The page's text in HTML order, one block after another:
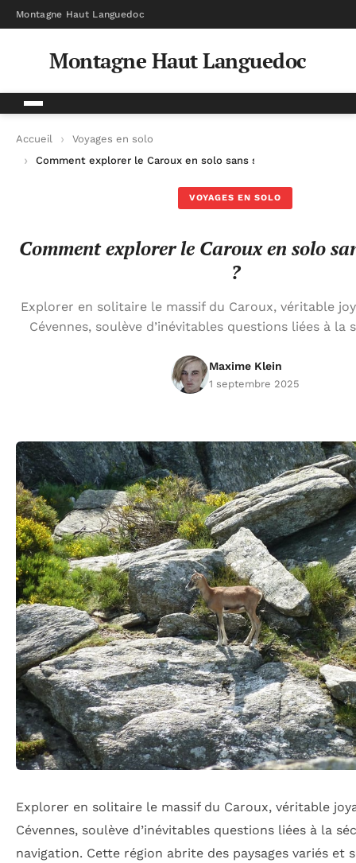
Montagne Haut Languedoc
Montagne Haut Languedoc
Accueil
Voyages en solo
Comment explorer le Caroux en solo sans se perdre ?
VOYAGES EN SOLO
Comment explorer le Caroux en solo
?
Explorer en solitaire le massif du Caroux, véritable
Cévennes, soulève d’inévitables questions liées à
Maxime Klein
1 septembre 2025
Explorer en solitaire le massif du Caroux, véritable
Cévennes, soulève d’inévitables questions liées à la
navigation. Cette région abrite des paysages variés et